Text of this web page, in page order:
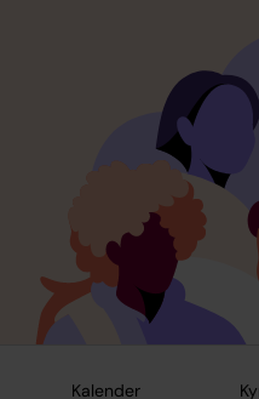
Kalender